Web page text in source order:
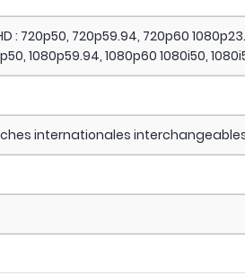
: 720p50, 720p59.94, 720p60
1080p59.94, 1080p60 1080i50,
internationales